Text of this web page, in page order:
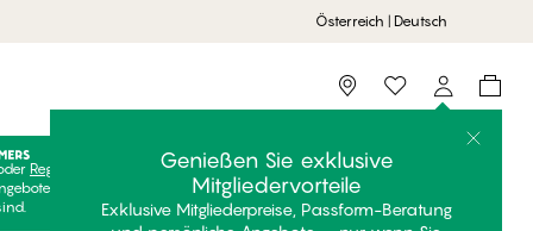
Österreich | Deutsch
Storefinder
Genießen Sie exklusive
Mitgliedervorteile
Exklusive Mitgliederpreise, Passform-Beratung
Registrieren
Kostenlos anmelden, um Ihre exklusiven
freizuschalten! Clubpreise sind nur gültig, wenn Sie